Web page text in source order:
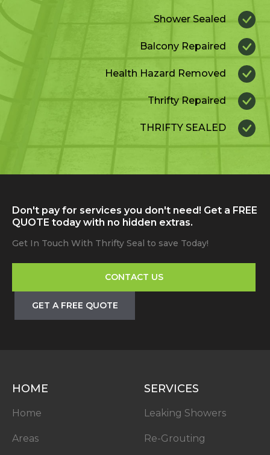
Shower Sealed
Balcony Repaired
Health Hazard Removed
Thrifty Repaired
THRIFTY SEALED
Don't pay for services you don't need! Get a FREE
QUOTE today with no hidden extras.
Get In Touch With Thrifty Seal to save Today!
CONTACT US
GET A FREE QUOTE
HOME
Home
Areas
SERVICES
Leaking Showers
Re-Grouting